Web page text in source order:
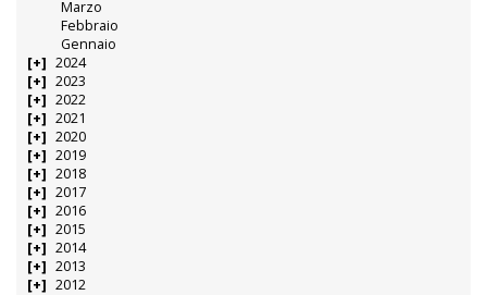
Marzo
Febbraio
Gennaio
2024
2023
2022
2021
2020
2019
2018
2017
2016
2015
2014
2013
2012